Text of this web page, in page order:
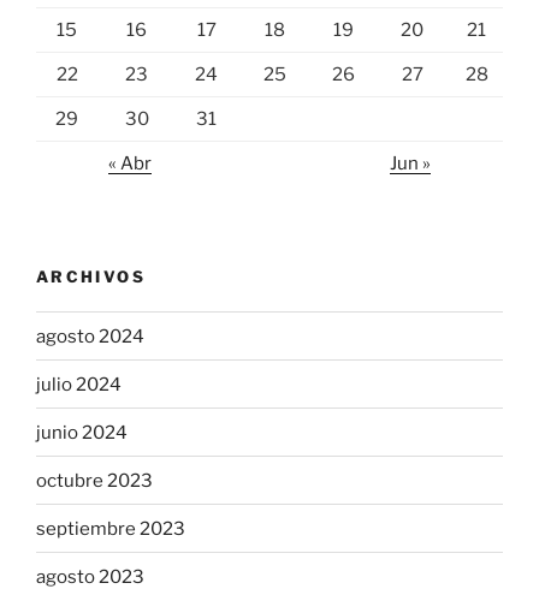
15 16 17 18 19 20 21
22 23 24 25 26 27 28
29 30 31
« Abr Jun »
ARCHIVOS
agosto 2024
julio 2024
junio 2024
octubre 2023
septiembre 2023
agosto 2023